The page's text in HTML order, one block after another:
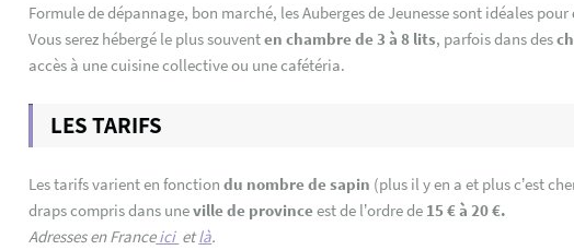
Formule de dépannage, bon marché, les Auberges de Jeunesse sont idéales pour
Vous serez hébergé le plus souventen chambre de 3 à 8 lits, parfois dans des
accès à une cuisine collective ou une cafétéria.
LES TARIFS
Les tarifs varient en fonctiondu nombre de sapin (plus il y en a et plus c’est
draps compris dans uneville de province est de l’ordre de 15 € à 20 €.
Adresses en Franceici etlà.